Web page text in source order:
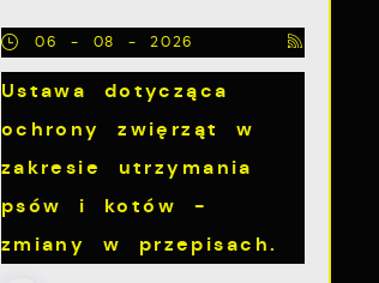
06 - 08 - 2026
Ustawa dotycząca
ochrony zwięrząt w
zakresie utrzymania
psów i kotów -
zmiany w przepisach.